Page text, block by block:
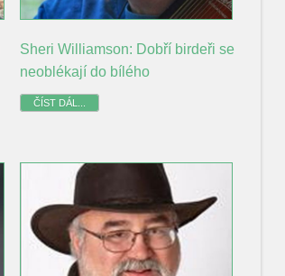
Sheri Williamson: Dobří birdeři se
neoblékají do bílého
ČÍST DÁL...